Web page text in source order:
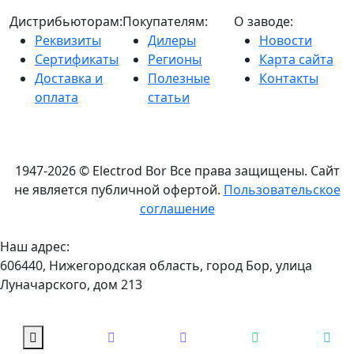
Дистрибьюторам:
Реквизиты
Сертификаты
Доставка и
оплата
Покупателям:
Дилеры
Регионы
Полезные
статьи
О заводе:
Новости
Карта сайта
Контакты
1947-2026 © Electrod Bor Все права защищены. Сайт
не является публичной офертой. Пользовательское
соглашение
Наш адрес:
606440, Нижегородская область, город Бор, улица
Луначарского, дом 213